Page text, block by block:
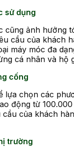
sử dụng
cũng ảnh hưởng
cầu của khách
máy móc đa
cá nhân và hộ
cống
lựa chọn các
động từ
của khách
trường